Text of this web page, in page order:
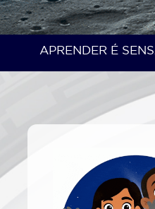
É SENSACIONAL